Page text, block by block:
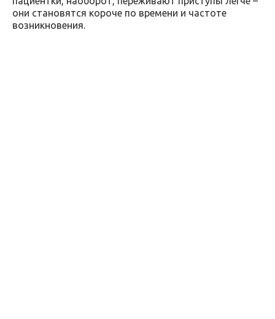
они становятся короче по времени и частоте
возникновения.